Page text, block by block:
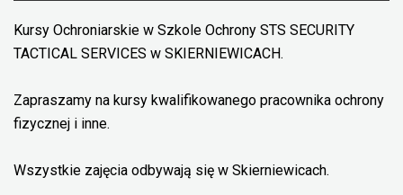
Kursy Ochroniarskie w Szkole Ochrony STS SECURITY
TACTICAL SERVICES w SKIERNIEWICACH.
Zapraszamy na kursy kwalifikowanego pracownika ochrony
fizycznej i inne.
Wszystkie zajęcia odbywają się w Skierniewicach.